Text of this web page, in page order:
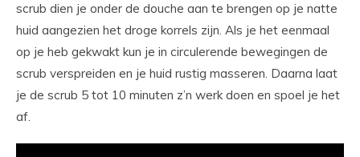
scrub dien je onder de douche aan te brengen op je natte
huid aangezien het droge korrels zijn. Als je het eenmaal
op je heb gekwakt kun je in circulerende bewegingen de
scrub verspreiden en je huid rustig masseren. Daarna laat
je de scrub 5 tot 10 minuten z’n werk doen en spoel je het
af.